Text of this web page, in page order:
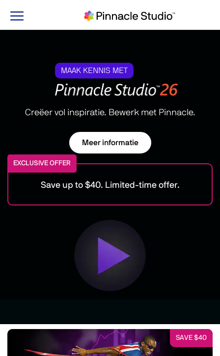
Navigatie
MAAK KENNIS MET
Creëer vol inspiratie. Bewerk met Pinnacle.
Meer informatie
EXCLUSIVE OFFER
Save up to $40. Limited-time offer.
SAVE $40